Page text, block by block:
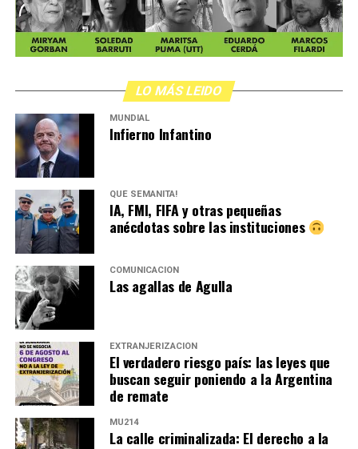
LO MÁS LEIDO
MUNDIAL
Infierno Infantino
QUÉ SEMANITA!
IA, FMI, FIFA y otras pequeñas
anécdotas sobre las instituciones
COMUNICACIÓN
Las agallas de Agulla
EXTRANJERIZACIÓN
El verdadero riesgo país: las leyes que
buscan seguir poniendo a la Argentina
de remate
MU214
La calle criminalizada: El derecho a la